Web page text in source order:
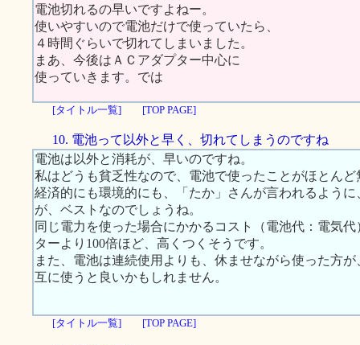
電池切れるの早いですよねー。
使いやすいので電池だけで使っていたら、
４時間ぐらいで切れてしまいました。
まあ、今後はＡＣアダプター中心に
使っていきます。では
[タイトル一覧] [TOP PAGE]
10. 電池って以外と早く、切れてしまうのですね
電池は以外と消耗が、早いのですね。
私はどうも貧乏性なので、電池で使ったことがほとん
経済的にも環境的にも、「たか」さんが言われるよう
が、ベストなのでしょうね。
同じ電力を使った場合にかかるコスト（電池代：電気
ターより100倍ほど、高くつくそうです。
また、電池は連続使用よりも、休ませながら使った方
互に使うと良いかもしれません。
[タイトル一覧] [TOP PAGE]